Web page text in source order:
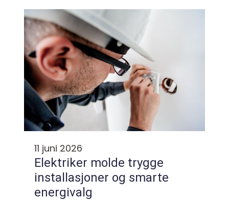
kombinerer flere lag med komfort og støtte
i én lø...
11 juni 2026
Elektriker molde trygge
installasjoner og smarte
energivalg